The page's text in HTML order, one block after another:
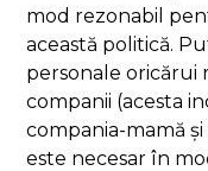
mod rezonabil
această politică.
personale
companii (acesta
compania-mamă
este necesar în